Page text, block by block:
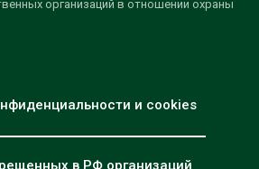
организаций в отношении охраны
и cookies